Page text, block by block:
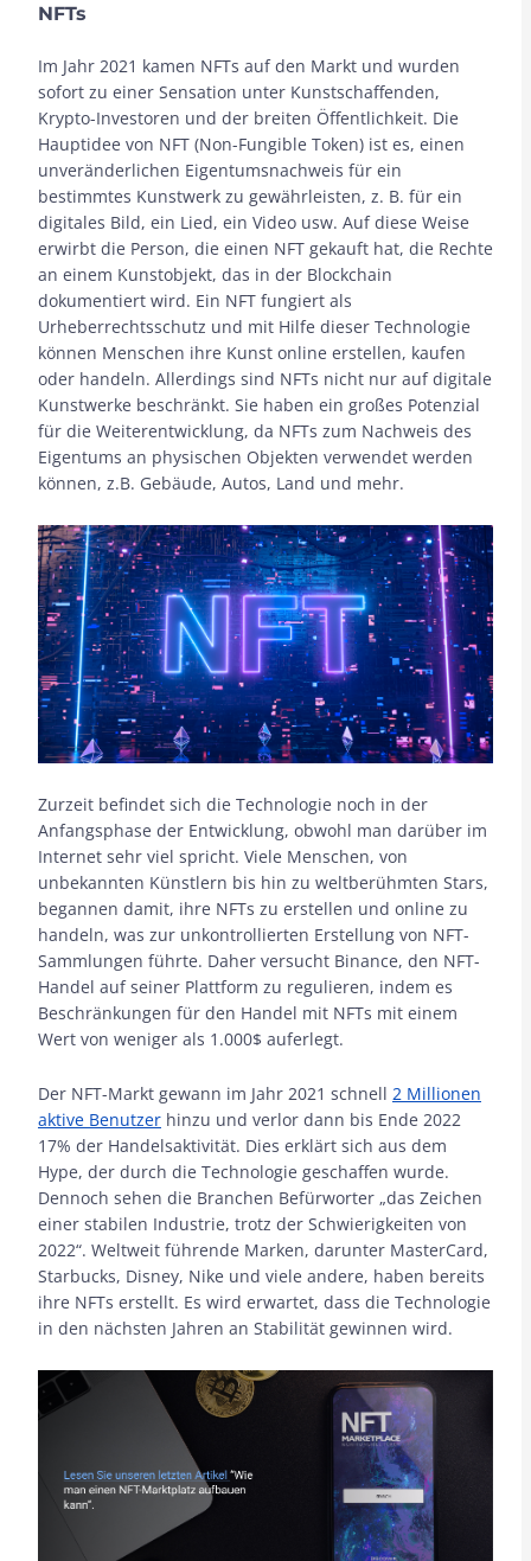
NFTs
Im Jahr 2021 kamen NFTs auf den Markt und wurden
sofort zu einer Sensation unter Kunstschaffenden,
Krypto-Investoren und der breiten Öffentlichkeit. Die
Hauptidee von NFT (Non-Fungible Token) ist es, einen
unveränderlichen Eigentumsnachweis für ein
bestimmtes Kunstwerk zu gewährleisten, z. B. für ein
digitales Bild, ein Lied, ein Video usw. Auf diese Weise
erwirbt die Person, die einen NFT gekauft hat, die Rechte
an einem Kunstobjekt, das in der Blockchain
dokumentiert wird. Ein NFT fungiert als
Urheberrechtsschutz und mit Hilfe dieser Technologie
können Menschen ihre Kunst online erstellen, kaufen
oder handeln. Allerdings sind NFTs nicht nur auf digitale
Kunstwerke beschränkt. Sie haben ein großes Potenzial
für die Weiterentwicklung, da NFTs zum Nachweis des
Eigentums an physischen Objekten verwendet werden
können, z.B. Gebäude, Autos, Land und mehr.
Zurzeit befindet sich die Technologie noch in der
Anfangsphase der Entwicklung, obwohl man darüber im
Internet sehr viel spricht. Viele Menschen, von
unbekannten Künstlern bis hin zu weltberühmten Stars,
begannen damit, ihre NFTs zu erstellen und online zu
handeln, was zur unkontrollierten Erstellung von NFT-
Sammlungen führte. Daher versucht Binance, den NFT-
Handel auf seiner Plattform zu regulieren, indem es
Beschränkungen für den Handel mit NFTs mit einem
Wert von weniger als 1.000$ auferlegt.
Der NFT-Markt gewann im Jahr 2021 schnell 2 Millionen
aktive Benutzer hinzu und verlor dann bis Ende 2022
17% der Handelsaktivität. Dies erklärt sich aus dem
Hype, der durch die Technologie geschaffen wurde.
Dennoch sehen die Branchen Befürworter „das Zeichen
einer stabilen Industrie, trotz der Schwierigkeiten von
2022“. Weltweit führende Marken, darunter MasterCard,
Starbucks, Disney, Nike und viele andere, haben bereits
ihre NFTs erstellt. Es wird erwartet, dass die Technologie
in den nächsten Jahren an Stabilität gewinnen wird.